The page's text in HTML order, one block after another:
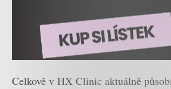
Celkově v HX Clinic aktuálně